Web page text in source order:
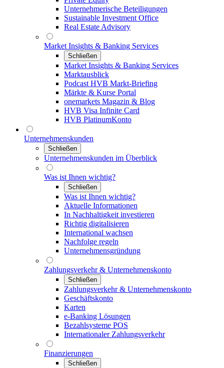
Unternehmerische Beteiligungen
Sustainable Investment Office
Real Estate Advisory
Market Insights & Banking Services
Schließen
Market Insights & Banking Services
Marktausblick
Podcast HVB Markt-Briefing
Märkte & Kurse Portal
onemarkets Magazin & Blog
HVB Visa Infinite Card
HVB PlatinumKonto
Unternehmenskunden
Schließen
Unternehmenskunden im Überblick
Was ist Ihnen wichtig?
Schließen
Was ist Ihnen wichtig?
Aktuelle Informationen
In Nachhaltigkeit investieren
Richtig digitalisieren
International wachsen
Nachfolge regeln
Unternehmensgründung
Zahlungsverkehr & Unternehmenskonto
Schließen
Zahlungsverkehr & Unternehmenskonto
Geschäftskonto
Karten
e-Banking Lösungen
Bezahlsysteme POS
Internationaler Zahlungsverkehr
Finanzierungen
Schließen